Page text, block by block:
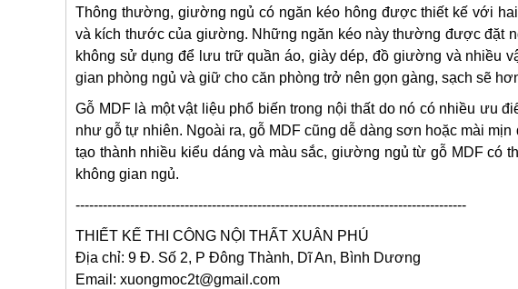
Thông thường, giường ngủ có ngăn kéo hông được thiết kế với
và kích thước của giường. Những ngăn kéo này thường được đặt
không sử dụng để lưu trữ quần áo, giày dép, đồ giường và nhiều
gian phòng ngủ và giữ cho căn phòng trở nên gọn gàng, sạch sẽ
Gỗ MDF là một vật liệu phổ biến trong nội thất do nó có nhiều ưu
như gỗ tự nhiên. Ngoài ra, gỗ MDF cũng dễ dàng sơn hoặc mài
tạo thành nhiều kiểu dáng và màu sắc, giường ngủ từ gỗ MDF có
không gian ngủ.
--------------------------------------------------------------------------------------
THIẾT KẾ THI CÔNG NỘI THẤT XUÂN PHÚ
Địa chỉ: 9 Đ. Số 2, P Đông Thành, Dĩ An, Bình Dương
Email: xuongmoc2t@gmail.com